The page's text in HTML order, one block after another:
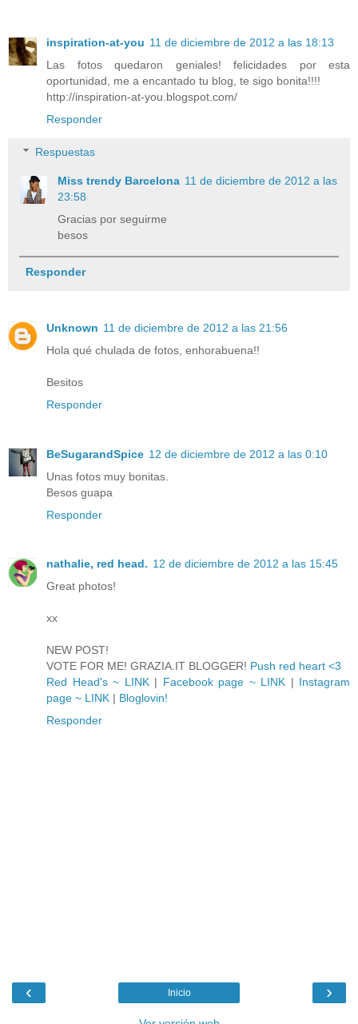
inspiration-at-you 11 de diciembre de 2012 a las 18:13
Las fotos quedaron geniales! felicidades por esta
oportunidad, me a encantado tu blog, te sigo bonita!!!!
http://inspiration-at-you.blogspot.com/
Responder
Respuestas
Miss trendy Barcelona 11 de diciembre de 2012 a las
23:58
Gracias por seguirme
besos
Responder
Unknown 11 de diciembre de 2012 a las 21:56
Hola qué chulada de fotos, enhorabuena!!
Besitos
Responder
BeSugarandSpice 12 de diciembre de 2012 a las 0:10
Unas fotos muy bonitas.
Besos guapa
Responder
nathalie, red head. 12 de diciembre de 2012 a las 15:45
Great photos!
xx
NEW POST!
VOTE FOR ME! GRAZIA.IT BLOGGER! Push red heart <3
Red Head's ~ LINK | Facebook page ~ LINK | Instagram
page ~ LINK | Bloglovin!
Responder
‹ ›
Inicio